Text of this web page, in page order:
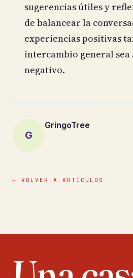
sugerencias útiles y
de balancear la
experiencias positivas
intercambio general
negativo.
G
GringoTree
← VOLVER A ARTÍCULOS